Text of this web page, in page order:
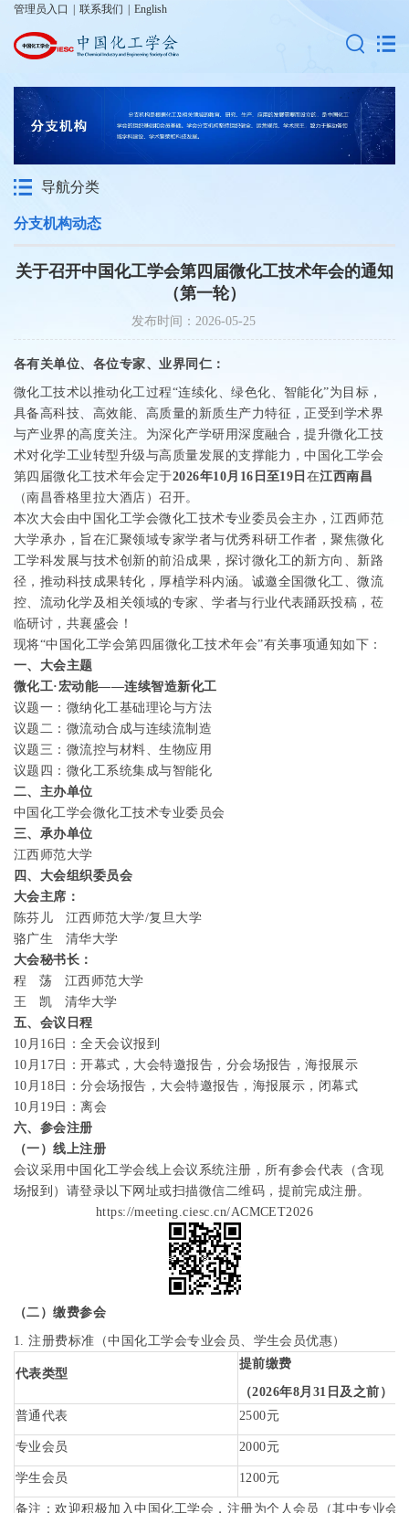
管理员入口 联系我们 English
导航分类
分支机构动态
关于召开中国化工学会第四届微化工技术年会的通知
（第一轮）
发布时间：2026-05-25
各有关单位、各位专家、业界同仁：
微化工技术以推动化工过程“连续化、绿色化、智能化”为目标，
具备高科技、高效能、高质量的新质生产力特征，正受到学术界
与产业界的高度关注。为深化产学研用深度融合，提升微化工技
术对化学工业转型升级与高质量发展的支撑能力，中国化工学会
第四届微化工技术年会定于2026年10月 16 日至19 日 在江西南昌
（南昌香格里拉大酒店）召开。
本次大会由中国化工学会微化工技术专业委员会主办，江西师范
大学承办，旨在汇聚领域专家学者与优秀科研工作者，聚焦微化
工学科发展与技术创新的前沿成果，探讨微化工的新方向、新路
径，推动科技成果转化，厚植学科内涵。诚邀全国微化工、微流
控、流动化学及相关领域的专家、学者与行业代表踊跃投稿，莅
临研讨，共襄盛会！
现将“中国化工学会第四届微化工技术年会”有关事项通知如下：
一、大会主题
微化工·宏动能——连续智造新化工
议题一：微纳化工基础理论与方法
议题二：微流动合成与连续流制造
议题三：微流控与材料、生物应用
议题四：微化工系统集成与智能化
二、主办单位
中国化工学会微化工技术专业委员会
三、承办单位
江西师范大学
四、大会组织委员会
大会主席：
陈芬儿
江西师范大学/复旦大学
骆广生
清华大学
大会秘书长：
程
荡
江西师范大学
王
凯
清华大学
五、会议日程
10 月 16 日：全天会议报到
10 月 17 日：开幕式，大会特邀报告，分会场报告，海报展示
10 月 18 日：分会场报告，大会特邀报告，海报展示，闭幕式
10 月 19 日：离会
六、参会注册
（一）线上注册
会议采用中国化工学会线上会议系统注册，所有参会代表（含现
场报到）请登录以下网址或扫描微信二维码，提前完成注册。
https://meeting.ciesc.cn/ACMCET2026
（二）缴费参会
1.注册费标准（中国化工学会专业会员、学生会员优惠）
代表类型
提前缴费
（2026年8月 31 日及之前）
普通代表
2500元
专业会员 2000元
学生会员 1200元
备注 ：欢迎积极加入中国化工学会 ， 注册为个人会员 （其中专业会